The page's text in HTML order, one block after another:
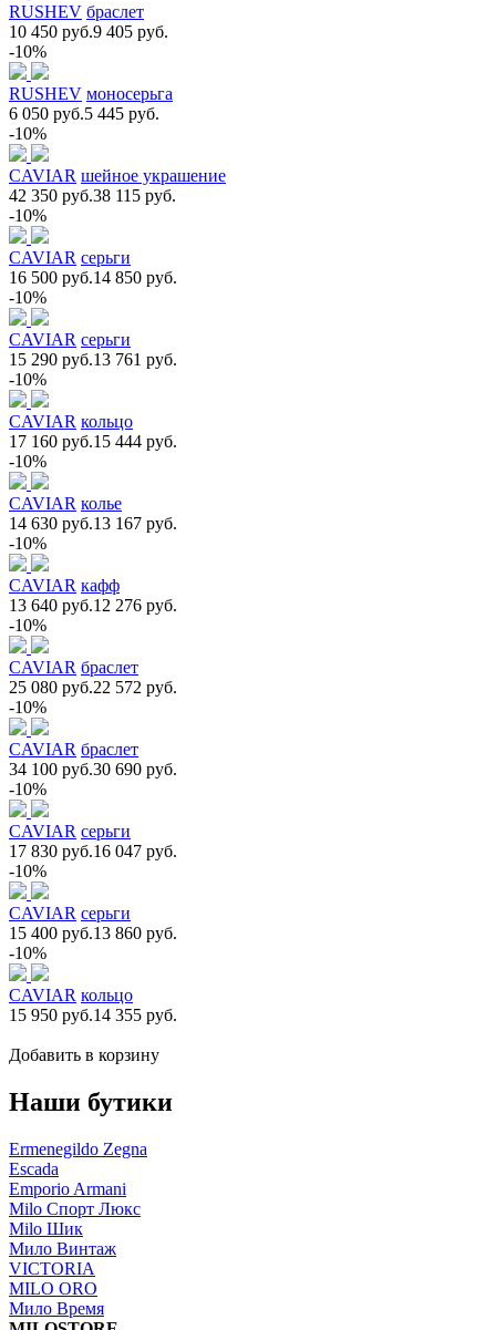
RUSHEV браслет
10 450 руб.9 405 руб.
-10%
RUSHEV моносерьга
6 050 руб.5 445 руб.
-10%
CAVIAR шейное украшение
42 350 руб.38 115 руб.
-10%
CAVIAR серьги
16 500 руб.14 850 руб.
-10%
CAVIAR серьги
15 290 руб.13 761 руб.
-10%
CAVIAR кольцо
17 160 руб.15 444 руб.
-10%
CAVIAR колье
14 630 руб.13 167 руб.
-10%
CAVIAR кафф
13 640 руб.12 276 руб.
-10%
CAVIAR браслет
25 080 руб.22 572 руб.
-10%
CAVIAR браслет
34 100 руб.30 690 руб.
-10%
CAVIAR серьги
17 830 руб.16 047 руб.
-10%
CAVIAR серьги
15 400 руб.13 860 руб.
-10%
CAVIAR кольцо
15 950 руб.14 355 руб.
Добавить в корзину
Наши бутики
Ermenegildo Zegna
Escada
Emporio Armani
Milo Спорт Люкс
Milo Шик
Мило Винтаж
VICTORIA
MILO ORO
Мило Время